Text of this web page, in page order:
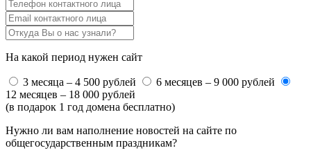
На какой период нужен сайт
3 месяца – 4 500 рублей
6 месяцев – 9 000 рублей
12 месяцев – 18 000 рублей
(в подарок 1 год домена бесплатно)
Нужно ли вам наполнение новостей на сайте по
общегосударственным праздникам?